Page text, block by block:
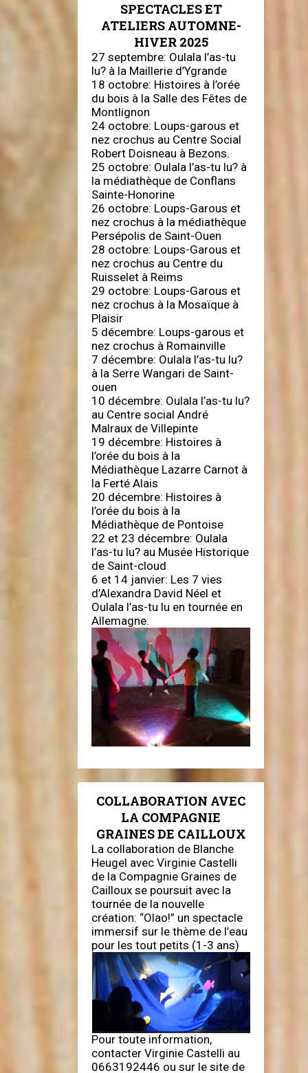
SPECTACLES ET
ATELIERS AUTOMNE-
HIVER 2025
27 septembre: Oulala l’as-tu
lu? à la Maillerie d’Ygrande
18 octobre: Histoires à l’orée
du bois à la Salle des Fêtes de
Montlignon
24 octobre: Loups-garous et
nez crochus au Centre Social
Robert Doisneau à Bezons.
25 octobre: Oulala l’as-tu lu? à
la médiathèque de Conflans
Sainte-Honorine
26 octobre: Loups-Garous et
nez crochus à la médiathèque
Persépolis de Saint-Ouen
28 octobre: Loups-Garous et
nez crochus au Centre du
Ruisselet à Reims
29 octobre: Loups-Garous et
nez crochus à la Mosaïque à
Plaisir
5 décembre: Loups-garous et
nez crochus à Romainville
7 décembre: Oulala l’as-tu lu?
à la Serre Wangari de Saint-
ouen
10 décembre: Oulala l’as-tu lu?
au Centre social André
Malraux de Villepinte
19 décembre: Histoires à
l’orée du bois à la
Médiathèque Lazarre Carnot à
la Ferté Alais
20 décembre: Histoires à
l’orée du bois à la
Médiathèque de Pontoise
22 et 23 décembre: Oulala
l’as-tu lu? au Musée Historique
de Saint-cloud
6 et 14 janvier: Les 7 vies
d’Alexandra David Néel et
Oulala l’as-tu lu en tournée en
Allemagne.
COLLABORATION AVEC
LA COMPAGNIE
GRAINES DE CAILLOUX
La collaboration de Blanche
Heugel avec Virginie Castelli
de la Compagnie Graines de
Cailloux se poursuit avec la
tournée de la nouvelle
création: “Olao!” un spectacle
immersif sur le thème de l’eau
pour les tout petits (1-3 ans)
Pour toute information,
contacter Virginie Castelli au
0663192446 ou sur le site de